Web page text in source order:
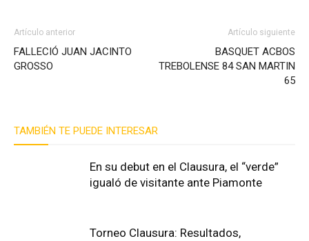
Artículo anterior
FALLECIÓ JUAN JACINTO
GROSSO
Artículo siguiente
BASQUET ACBOS
TREBOLENSE 84 SAN MARTIN
65
TAMBIÉN TE PUEDE INTERESAR
En su debut en el Clausura, el “verde”
igualó de visitante ante Piamonte
Torneo Clausura: Resultados,